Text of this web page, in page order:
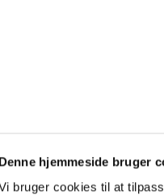
Denne hjemmeside bruger
bruger cookies til at